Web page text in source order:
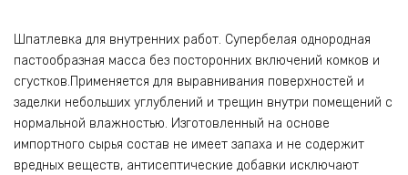
Шпатлевка для внутренних работ. Супербелая однородная
пастообразная масса без посторонних включений комков и
сгустков.Применяется для выравнивания поверхностей и
заделки небольших углублений и трещин внутри помещений с
нормальной влажностью. Изготовленный на основе
импортного сырья состав не имеет запаха и не содержит
вредных веществ, антисептические добавки исключают